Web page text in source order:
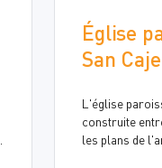
Église
San
L'église
construite
les plans de